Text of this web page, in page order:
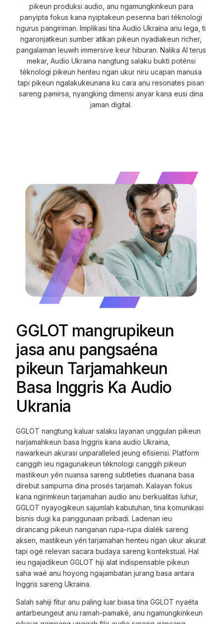
pikeun produksi audio, anu ngamungkinkeun para
panyipta fokus kana nyiptakeun pesenna bari téknologi
ngurus pangiriman. Implikasi tina Audio Ukraina anu lega, ti
ngaronjatkeun sumber atikan pikeun nyadiakeun richer,
pangalaman leuwih immersive keur hiburan. Nalika AI terus
mekar, Audio Ukraina nangtung salaku bukti poténsi
téknologi pikeun henteu ngan ukur niru ucapan manusa
tapi pikeun ngalakukeunana ku cara anu resonates pisan
sareng pamirsa, nyangking dimensi anyar kana eusi dina
jaman digital.
GGLOT mangrupikeun
jasa anu pangsaéna
pikeun Tarjamahkeun
Basa Inggris Ka Audio
Ukrania
GGLOT nangtung kaluar salaku layanan unggulan pikeun
narjamahkeun basa Inggris kana audio Ukraina,
nawarkeun akurasi unparalleled jeung efisiensi. Platform
canggih ieu ngagunakeun téknologi canggih pikeun
mastikeun yén nuansa sareng subtleties duanana basa
direbut sampurna dina prosés tarjamah. Kalayan fokus
kana ngirimkeun tarjamahan audio anu berkualitas luhur,
GGLOT nyayogikeun sajumlah kabutuhan, tina komunikasi
bisnis dugi ka panggunaan pribadi. Ladenan ieu
dirancang pikeun nanganan rupa-rupa dialék sareng
aksen, mastikeun yén tarjamahan henteu ngan ukur akurat
tapi ogé relevan sacara budaya sareng kontekstual. Hal
ieu ngajadikeun GGLOT hiji alat indispensable pikeun
saha waé anu hoyong ngajambatan jurang basa antara
Inggris sareng Ukraina.
Salah sahiji fitur anu paling luar biasa tina GGLOT nyaéta
antarbeungeut anu ramah-pamaké, anu ngamungkinkeun